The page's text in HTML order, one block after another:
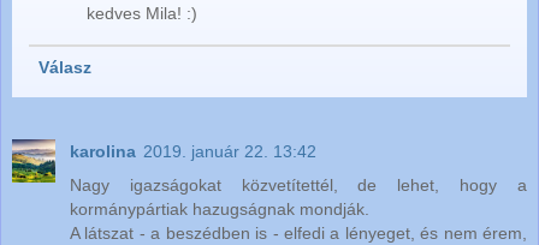
kedves Mila! :)
Válasz
karolina 2019. január 22. 13:42
Nagy igazságokat közvetítettél, de lehet, hogy a
kormánypártiak hazugságnak mondják.
A látszat - a beszédben is - elfedi a lényeget, és nem érem,